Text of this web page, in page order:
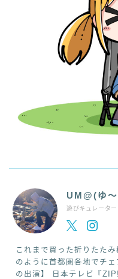
UM@(ゆ
遊びキュレーター
これまで買った折りたた
のように首都圏各地でチ
の出演】 日本テレビ『